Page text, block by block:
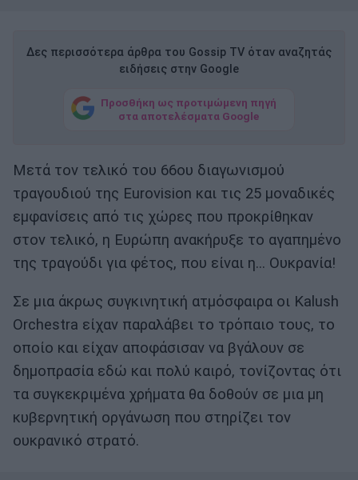
Δες περισσότερα άρθρα του Gossip TV όταν αναζητάς
ειδήσεις στην Google
Προσθήκη ως προτιμώμενη πηγή
στα αποτελέσματα Google
Μετά τον τελικό του 66ου διαγωνισμού
τραγουδιού της Eurovision και τις 25 μοναδικές
εμφανίσεις από τις χώρες που προκρίθηκαν
στον τελικό, η Ευρώπη ανακήρυξε το αγαπημένο
της τραγούδι για φέτος, που είναι η... Ουκρανία!
Σε μια άκρως συγκινητική ατμόσφαιρα οι Kalush
Orchestra είχαν παραλάβει το τρόπαιο τους, το
οποίο και είχαν αποφάσισαν να βγάλουν σε
δημοπρασία εδώ και πολύ καιρό, τονίζοντας ότι
τα συγκεκριμένα χρήματα θα δοθούν σε μια μη
κυβερνητική οργάνωση που στηρίζει τον
ουκρανικό στρατό.